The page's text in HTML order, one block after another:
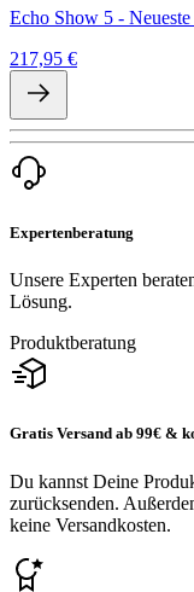
Echo Show 5 -
217,95 €
Expertenberatung
Unsere Experten
Lösung.
Produktberatung
Gratis Versand ab 99€ &
Du kannst Deine
zurücksenden.
keine Versandkosten.